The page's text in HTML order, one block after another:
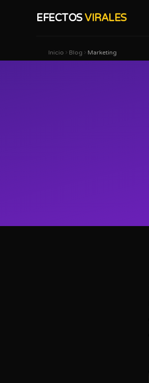
EFECTOSVIRALES
Inicio Blog Marketing